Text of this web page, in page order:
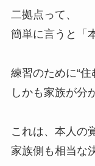
二拠点って、
簡単に言うと「
練習のために“住
しかも家族が分
これは、本人の
家族側も相当な